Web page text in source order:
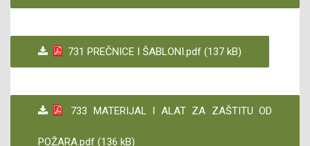
731 PREČNICE I ŠABLONI.pdf (137 kB)
733 MATERIJAL I ALAT ZA ZAŠTITU OD
POŽARA.pdf (136 kB)